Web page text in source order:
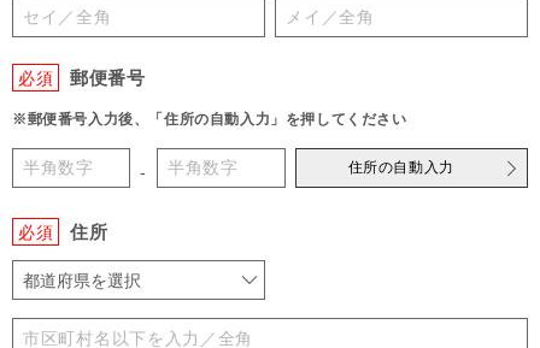
必須 郵便番号
※郵便番号入力後、「住所の自動入力」を押してください
- 住所の自動入力
必須 住所
都道府県を選択